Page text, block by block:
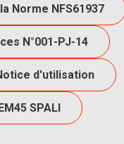
Norme NFS61937
N°001-PJ-14
d'utilisation
SPALI